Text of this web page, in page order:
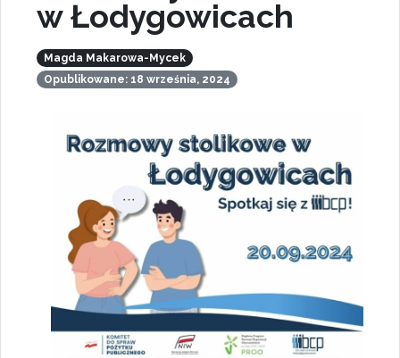
w Łodygowicach
Magda Makarowa-Mycek
Opublikowane: 18 września, 2024